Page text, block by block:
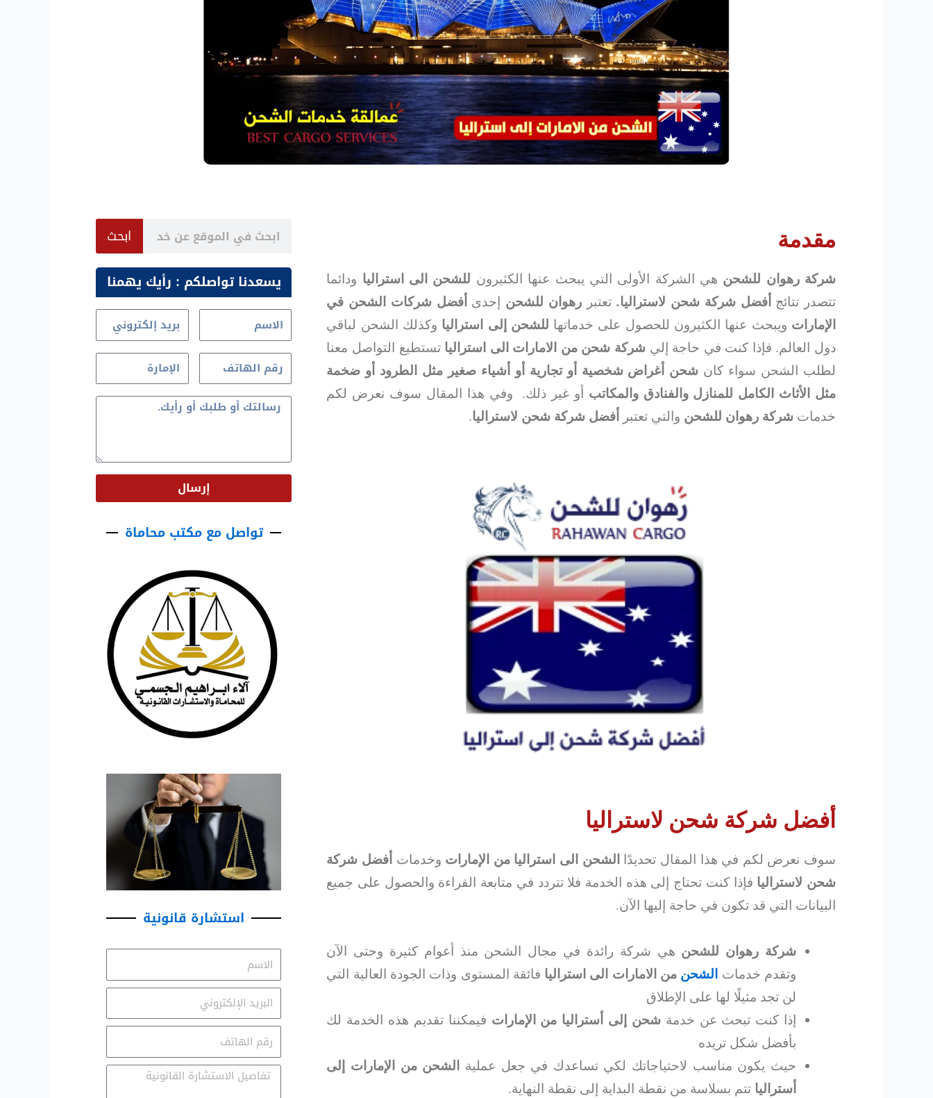
مقدمة
شركة رهوان للشحن هي الشركة الأولى التي يبحث عنها الكثيرون للشحن الى استراليا ودائما
تتصدر نتائج أفضل شركة شحن لاستراليا.تعتبررهوان للشحن إحدى أفضل شركات الشحن في
الإمارات ويبحث عنها الكثيرون للحصول على خدماتها للشحن إلى استراليا وكذلك الشحن لباقي
دول العالم. فإذا كنت في حاجة إلي شركة شحن من الامارات الى استراليا تستطيع التواصل معنا
لطلب الشحن سواء كان شحن أغراض شخصية أو تجارية أو أشياء صغير مثل الطرود أو ضخمة
مثل الأثاث الكامل للمنازل والفنادق والمكاتب أو غير ذلك. وفي هذا المقال سوف نعرض لكم
خدمات شركة رهوان للشحن والتي تعتبر أفضل شركة شحن لاستراليا.
أفضل شركة شحن لاستراليا
سوف نعرض لكم في هذا المقال تحديدًا الشحن الى استراليا من الإمارات وخدمات أفضل شركة
شحن لاستراليا فإذا كنت تحتاج إلى هذه الخدمة فلا تتردد في متابعة القراءة والحصول على جميع
البيانات التي قد تكون في حاجة إليها الآن.
شركة رهوان للشحن هي شركة رائدة في مجال الشحن منذ أعوام كثيرة وحتى الآن
وتقدم خدمات الشحن من الامارات الى استراليا فائقة المستوى وذات الجودة العالية التي
لن تجد مثيلًا لها على الإطلاق
إذا كنت تبحث عن خدمة شحن إلى أستراليا من الإمارات فيمكننا تقديم هذه الخدمة لك
بأفضل شكل تريده
حيث يكون مناسب لاحتياجاتك لكي تساعدك في جعل عملية
الشحن من الإمارات إلى
أستراليا تتم بسلاسة من نقطة البداية إلى نقطة النهاية.
ابحث
يسعدنا تواصلكم : رأيك يهمنا
إرسال
تواصل مع مكتب محاماة
استشارة قانونية
الاسم
Email
Email
Message